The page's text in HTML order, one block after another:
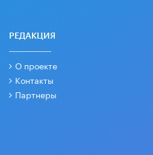
РЕДАКЦИЯ
О проекте
Контакты
Партнеры